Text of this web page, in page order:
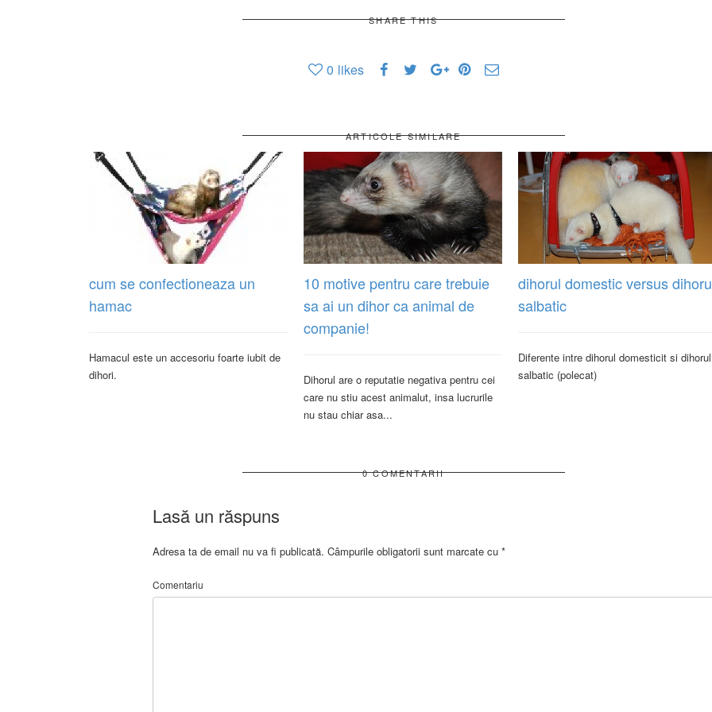
SHARE THIS
0 likes
ARTICOLE SIMILARE
cum se confectioneaza un
hamac
Hamacul este un accesoriu foarte iubit de
dihori.
10 motive pentru care trebuie
sa ai un dihor ca animal de
companie!
Dihorul are o reputatie negativa pentru cei
care nu stiu acest animalut, insa lucrurile
nu stau chiar asa...
dihorul domestic versus
salbatic
Diferente intre dihorul domesticit si dihorul
salbatic (polecat)
0 COMENTARII
Lasă un răspuns
Adresa ta de email nu va fi publicată. Câmpurile obligatorii sunt marcate cu *
Comentariu